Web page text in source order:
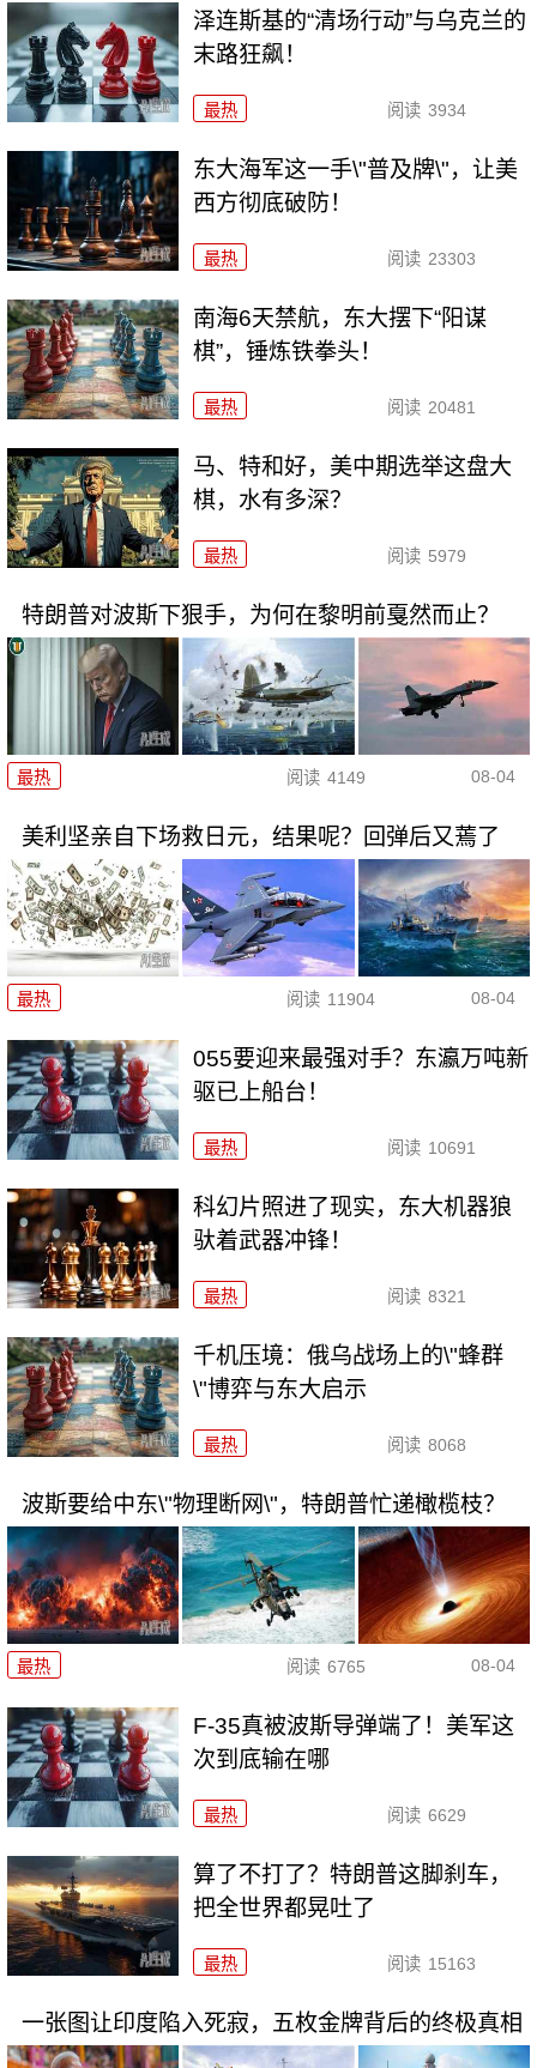
泽连斯基的“清场行动”与乌克兰的
末路狂飙！
最热 阅读 3934
东大海军这一手\"普及牌\"，让美
西方彻底破防！
最热 阅读 23303
南海6天禁航，东大摆下“阳谋
棋”，锤炼铁拳头！
最热 阅读 20481
马、特和好，美中期选举这盘大
棋，水有多深？
最热 阅读 5979
特朗普对波斯下狠手，为何在黎明前戛然而止？
最热 阅读 4149 08-04
美利坚亲自下场救日元，结果呢？回弹后又蔫了
最热 阅读 11904 08-04
055要迎来最强对手？东瀛万吨新
驱已上船台！
最热 阅读 10691
科幻片照进了现实，东大机器狼
驮着武器冲锋！
最热 阅读 8321
千机压境：俄乌战场上的\"蜂群
\"博弈与东大启示
最热 阅读 8068
波斯要给中东\"物理断网\"，特朗普忙递橄榄枝？
最热 阅读 6765 08-04
F-35真被波斯导弹端了！美军这
次到底输在哪
最热 阅读 6629
算了不打了？特朗普这脚刹车，
把全世界都晃吐了
最热 阅读 15163
一张图让印度陷入死寂，五枚金牌背后的终极真相